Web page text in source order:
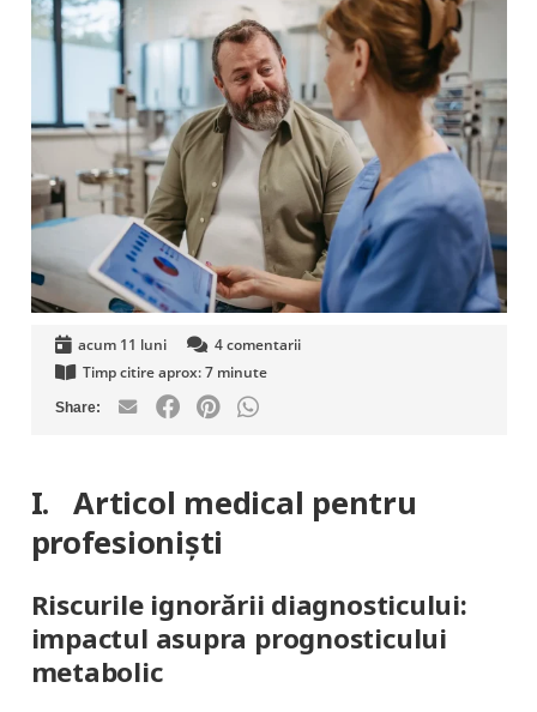
acum 11 luni 4comentarii
Timp citire aprox: 7 minute
I. Articol medical pentru
profesionişti
Riscurile ignorării diagnosticului:
impactul asupra prognosticului
metabolic